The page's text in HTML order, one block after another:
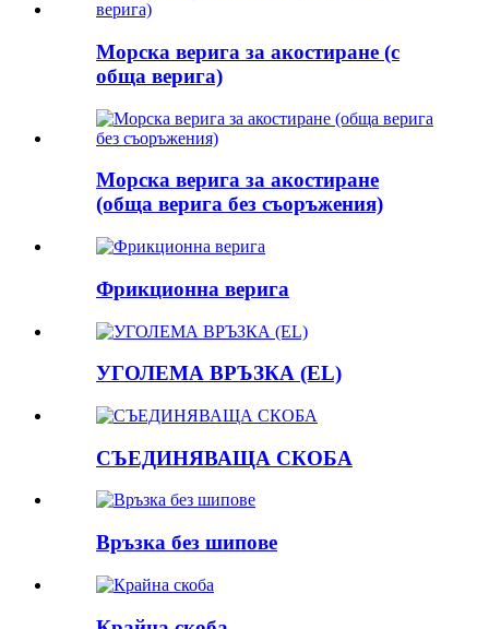
Морска верига за акостиране (с
обща верига)
Морска верига за акостиране
(обща верига без съоръжения)
Фрикционна верига
УГОЛЕМА ВРЪЗКА (EL)
СЪЕДИНЯВАЩА СКОБА
Връзка без шипове